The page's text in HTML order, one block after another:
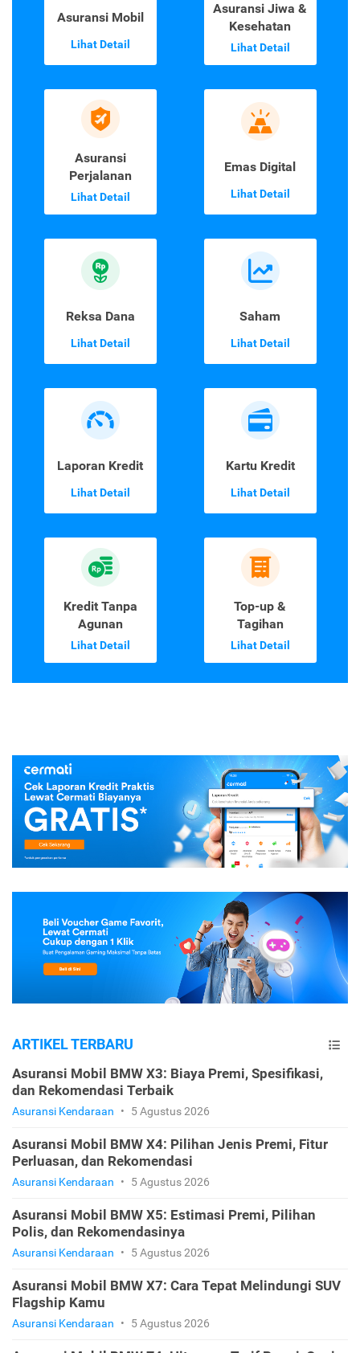
Asuransi Mobil
Lihat Detail
Asuransi Jiwa &
Kesehatan
Lihat Detail
Asuransi
Perjalanan
Lihat Detail
Emas Digital
Lihat Detail
Reksa Dana
Lihat Detail
Saham
Lihat Detail
Laporan Kredit
Lihat Detail
Kartu Kredit
Lihat Detail
Kredit Tanpa
Agunan
Lihat Detail
Top-up &
Tagihan
Lihat Detail
ARTIKEL TERBARU
Asuransi Mobil BMW X3: Biaya Premi, Spesifikasi,
dan Rekomendasi Terbaik
Asuransi Kendaraan • 5 Agustus 2026
Asuransi Mobil BMW X4: Pilihan Jenis Premi, Fitur
Perluasan, dan Rekomendasi
Asuransi Kendaraan • 5 Agustus 2026
Asuransi Mobil BMW X5: Estimasi Premi, Pilihan
Polis, dan Rekomendasinya
Asuransi Kendaraan • 5 Agustus 2026
Asuransi Mobil BMW X7: Cara Tepat Melindungi SUV
Flagship Kamu
Asuransi Kendaraan • 5 Agustus 2026